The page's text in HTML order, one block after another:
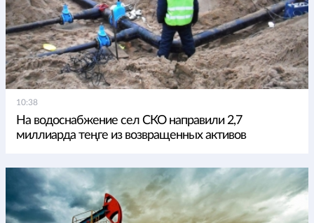
10:38
На водоснабжение сел СКО направили 2,7
миллиарда теңге из возвращенных активов